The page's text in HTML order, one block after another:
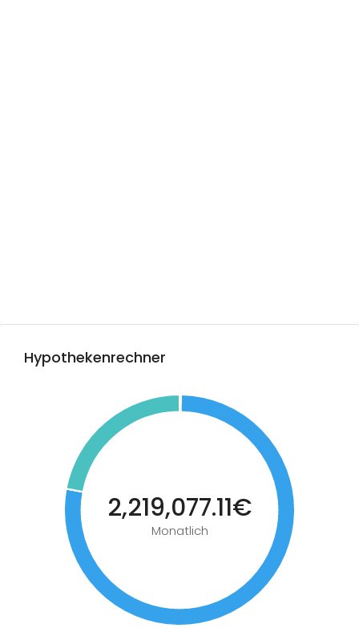
Hypothekenrechner
2,219,077.11€
Monatlich